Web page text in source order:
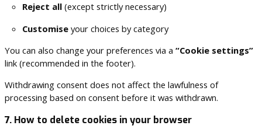
Reject all (except strictly necessary)
Customise your choices by category
You can also change your preferences via a “Cookie settings”
link (recommended in the footer).
Withdrawing consent does not affect the lawfulness of
processing based on consent before it was withdrawn.
7. How to delete cookies in your browser